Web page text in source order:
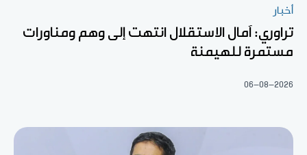
أخبار
تراوري: آمال الاستقلال انتهت إلى وهم ومناورات
مستمرة للهيمنة
06-08-2026